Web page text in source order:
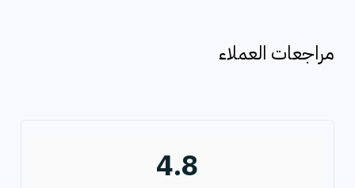
ث
مراجعات العملاء
4.8